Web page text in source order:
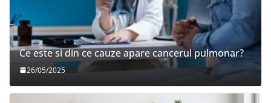
Ce este si din ce cauze apare cancerul pulmonar?
26/05/2025